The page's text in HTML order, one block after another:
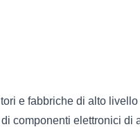
e fabbriche di alto
componenti elettronici di